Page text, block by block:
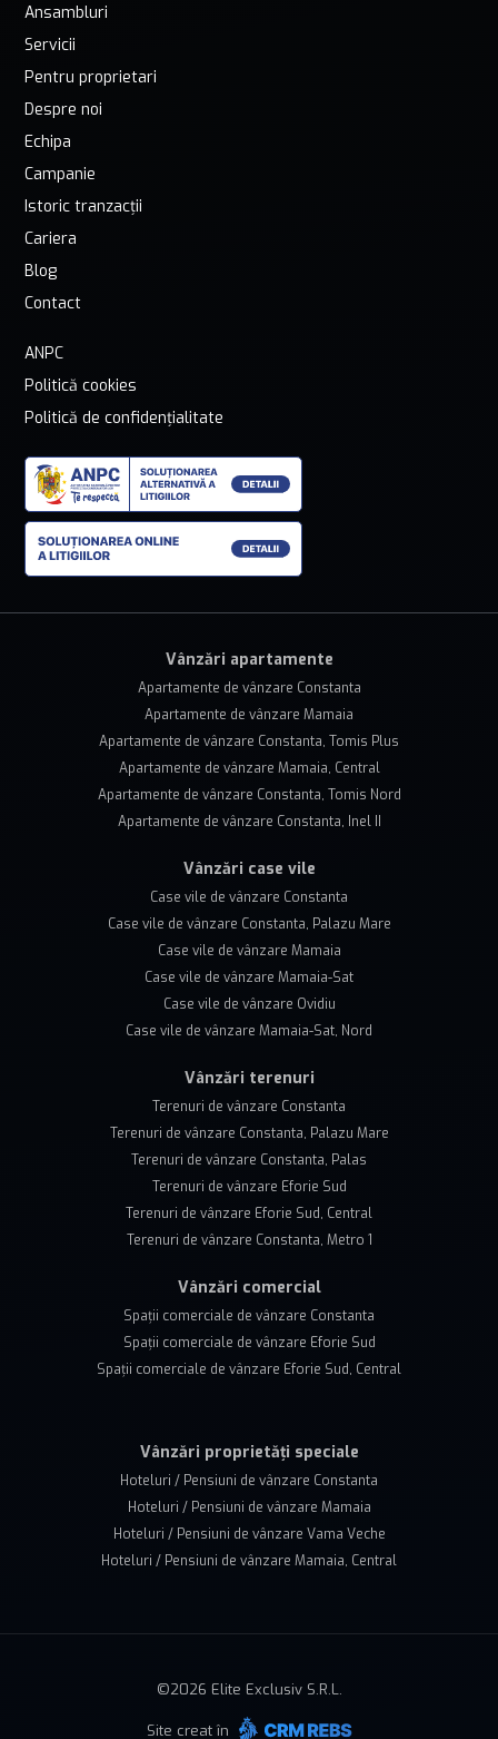
Ansambluri
Servicii
Pentru proprietari
Despre noi
Echipa
Campanie
Istoric tranzacții
Cariera
Blog
Contact
ANPC
Politică cookies
Politică de confidențialitate
Vânzări apartamente
Apartamente de vânzare Constanta
Apartamente de vânzare Mamaia
Apartamente de vânzare Constanta, Tomis Plus
Apartamente de vânzare Mamaia, Central
Apartamente de vânzare Constanta, Tomis Nord
Apartamente de vânzare Constanta, Inel II
Vânzări case vile
Case vile de vânzare Constanta
Case vile de vânzare Constanta, Palazu Mare
Case vile de vânzare Mamaia
Case vile de vânzare Mamaia-Sat
Case vile de vânzare Ovidiu
Case vile de vânzare Mamaia-Sat, Nord
Vânzări terenuri
Terenuri de vânzare Constanta
Terenuri de vânzare Constanta, Palazu Mare
Terenuri de vânzare Constanta, Palas
Terenuri de vânzare Eforie Sud
Terenuri de vânzare Eforie Sud, Central
Terenuri de vânzare Constanta, Metro 1
Vânzări comercial
Spații comerciale de vânzare Constanta
Spații comerciale de vânzare Eforie Sud
Spații comerciale de vânzare Eforie Sud, Central
Vânzări proprietăți speciale
Hoteluri / Pensiuni de vânzare Constanta
Hoteluri / Pensiuni de vânzare Mamaia
Hoteluri / Pensiuni de vânzare Vama Veche
Hoteluri / Pensiuni de vânzare Mamaia, Central
©2026 Elite Exclusiv S.R.L.
Site creat în